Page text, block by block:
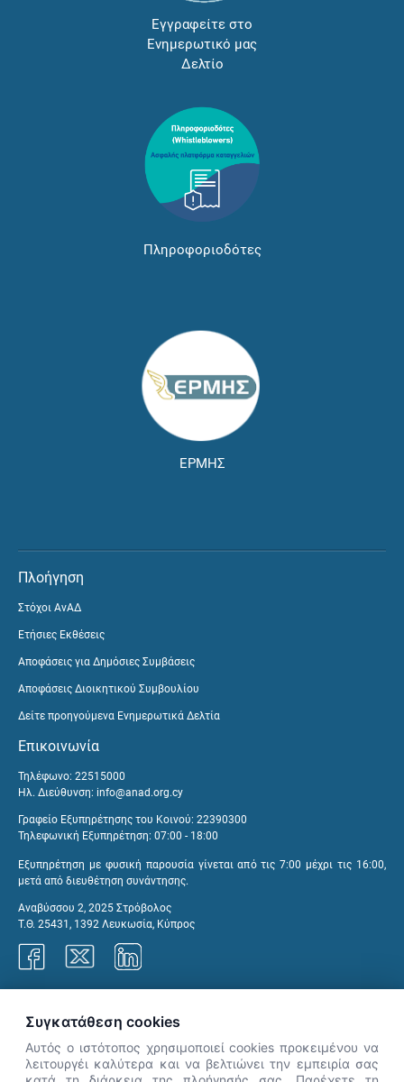
Εγγραφείτε στο
Ενημερωτικό μας
Δελτίο
Πληροφοριοδότες
ΕΡΜΗΣ
Πλοήγηση
Στόχοι ΑνΑΔ
Ετήσιες Εκθέσεις
Αποφάσεις για Δημόσιες Συμβάσεις
Αποφάσεις Διοικητικού Συμβουλίου
Δείτε προηγούμενα Ενημερωτικά Δελτία
Επικοινωνία
Τηλέφωνο: 22515000
Ηλ. Διεύθυνση: info@anad.org.cy
Γραφείο Εξυπηρέτησης του Κοινού: 22390300
Τηλεφωνική Εξυπηρέτηση: 07:00 - 18:00
Εξυπηρέτηση με φυσική παρουσία γίνεται από τις 7:00 μέχρι τις 16:00,
μετά από διευθέτηση συνάντησης.
Αναβύσσου 2, 2025 Στρόβολος
Τ.Θ. 25431, 1392 Λευκωσία, Κύπρος
Συγκατάθεση cookies
Αυτός ο ιστότοπος χρησιμοποιεί cookies προκειμένου να
λειτουργέι καλύτερα και να βελτιώνει την εμπειρία σας